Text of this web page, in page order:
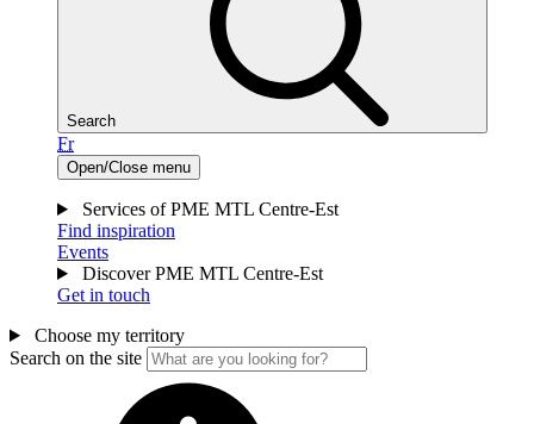
Search
Fr
Open/Close menu
Services of PME MTL Centre-Est
Find inspiration
Events
Discover PME MTL Centre-Est
Get in touch
Choose my territory
Search on the site